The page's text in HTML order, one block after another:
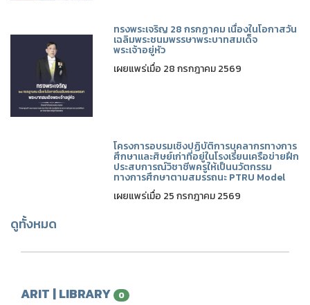
ทรงพระเจริญ 28 กรกฏาคม เนื่องในโอกาสวัน
เฉลิมพระชนมพรรษาพระบาทสมเด็จ
พระเจ้าอยู่หัว
เผยแพร่เมื่อ 28 กรกฎาคม 2569
โครงการอบรมเชิงปฏิบัติการบุคลากรทางการ
ศึกษาและศิษย์เก่าที่อยู่ในโรงเรียนเครือข่ายฝึก
ประสบการณ์วิชาชีพครูให้เป็นนวัตกรรม
ทางการศึกษาตามสมรรถนะ PTRU Model
เผยแพร่เมื่อ 25 กรกฎาคม 2569
ดูทั้งหมด
ARIT | LIBRARY 0